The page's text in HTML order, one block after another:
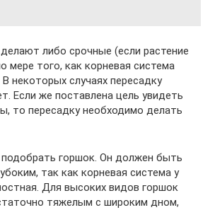
либо срочные (если растение
мере того, как корневая система
некоторых случаях пересадку
Если же поставлена цель увидеть
то пересадку необходимо делать
горшок. Он должен быть
так как корневая система у
Для высоких видов горшок
тяжелым с широким дном,